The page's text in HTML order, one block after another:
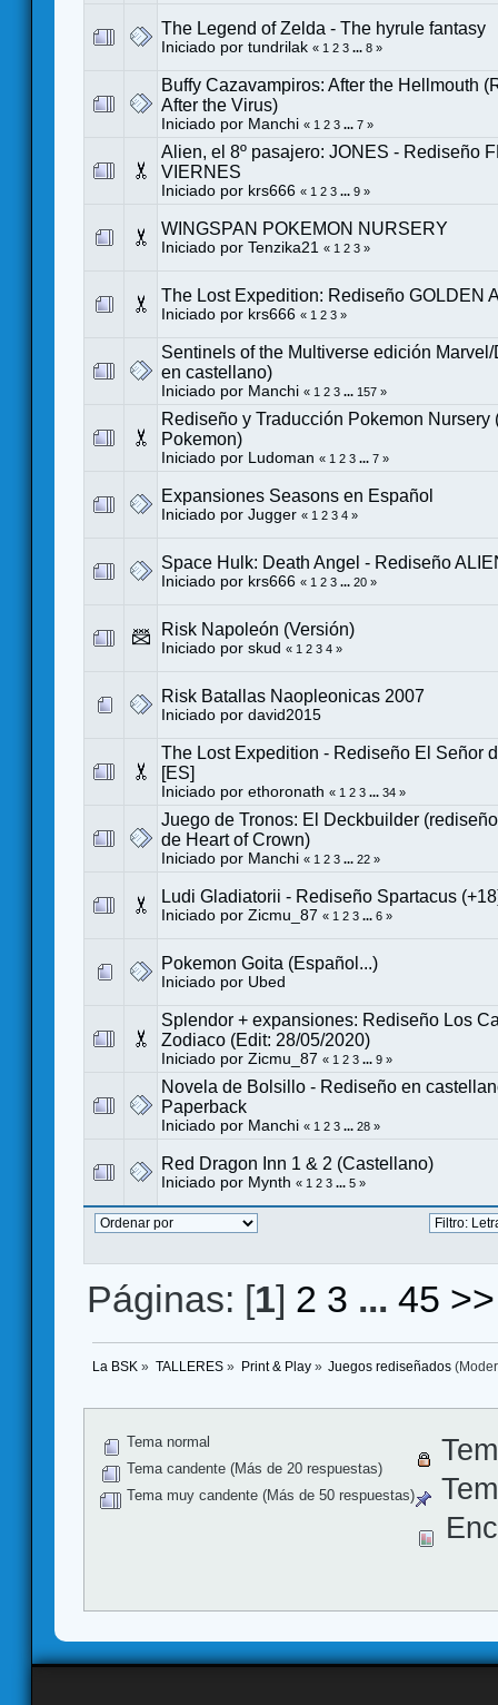
The Legend of Zelda - The hyrule fantasy
Iniciado por tundrilak « 1 2 3 ... 8 »
Buffy Cazavampiros: After the Hellmouth
After the Virus)
Iniciado por Manchi « 1 2 3 ... 7 »
Alien, el 8º pasajero: JONES - Rediseño
VIERNES
Iniciado por krs666 « 1 2 3 ... 9 »
WINGSPAN POKEMON NURSERY
Iniciado por Tenzika21 « 1 2 3 »
The Lost Expedition: Rediseño GOLDEN
Iniciado por krs666 « 1 2 3 »
Sentinels of the Multiverse edición
en castellano)
Iniciado por Manchi « 1 2 3 ... 157 »
Rediseño y Traducción Pokemon Nursery
Pokemon)
Iniciado por Ludoman « 1 2 3 ... 7 »
Expansiones Seasons en Español
Iniciado por Jugger « 1 2 3 4 »
Space Hulk: Death Angel - Rediseño
Iniciado por krs666 « 1 2 3 ... 20 »
Risk Napoleón (Versión)
Iniciado por skud « 1 2 3 4 »
Risk Batallas Naopleonicas 2007
Iniciado por david2015
The Lost Expedition - Rediseño El Señor
[ES]
Iniciado por ethoronath « 1 2 3 ... 34 »
Juego de Tronos: El Deckbuilder
de Heart of Crown)
Iniciado por Manchi « 1 2 3 ... 22 »
Ludi Gladiatorii - Rediseño Spartacus
Iniciado por Zicmu_87 « 1 2 3 ... 6 »
Pokemon Goita (Español...)
Iniciado por Ubed
Splendor + expansiones: Rediseño Los
Zodiaco (Edit: 28/05/2020)
Iniciado por Zicmu_87 « 1 2 3 ... 9 »
Novela de Bolsillo - Rediseño en
Paperback
Iniciado por Manchi « 1 2 3 ... 28 »
Red Dragon Inn 1 & 2 (Castellano)
Iniciado por Mynth « 1 2 3 ... 5 »
Páginas: [1] 2 3 ...45 >>
La BSK » TALLERES» Print & Play» Juegos rediseñados
Tema normal
Tema candente (Más de 20 respuestas)
Tema muy candente (Más de 50 respuestas)